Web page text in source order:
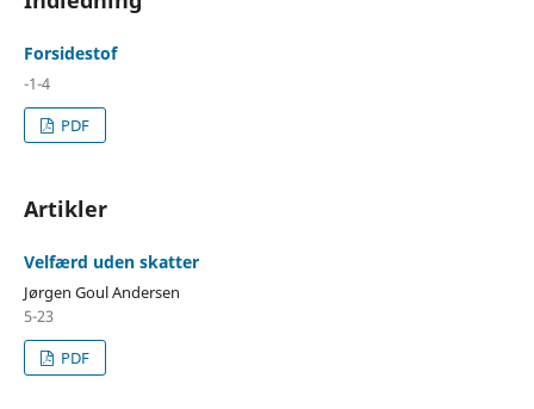
Forsidestof
-1-4
PDF
Artikler
Velfærd uden skatter
Jørgen Goul Andersen
5-23
PDF